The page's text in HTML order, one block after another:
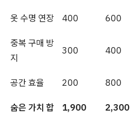
옷 수명 연장 400 600
중복 구매 방
지
300 400
공간 효율 200 800
숨은 가치 합 1,900 2,300